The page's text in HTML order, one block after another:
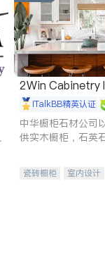
2Win Cabinetry
iTalkBB精英认证
中华橱柜石材公司
供实木橱柜，石英
机。品质厨房，家
瓷砖橱柜 室内设计